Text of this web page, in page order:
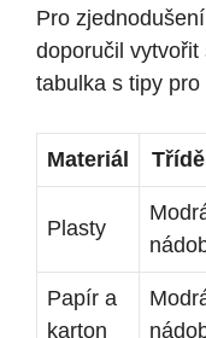
Pro
doporučil
tabulka s tipy
Materiál
Plasty
Papír a
karton